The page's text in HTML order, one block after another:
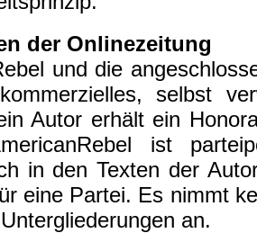
der Onlinezeitung
und die
selbst
Autor erhält ein
ist
in den Texten der
eine Partei. Es nimmt
an.